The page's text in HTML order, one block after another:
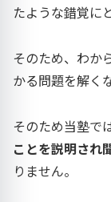
たような錯覚に
そのため、わか
かる問題を解く
そのため当塾で
ことを説明され
りません。